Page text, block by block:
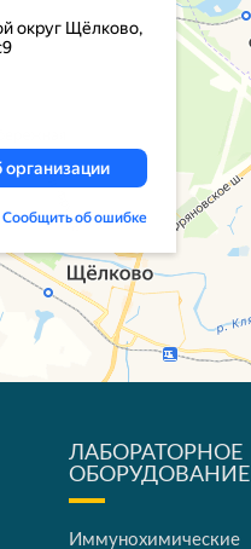
ЛАБОРАТОРНОЕ
ОБОРУДОВАНИЕ
Иммунохимические